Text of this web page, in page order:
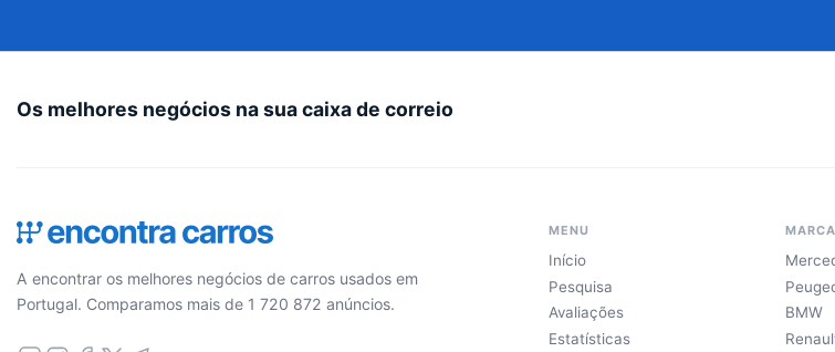
Os melhores negócios na sua caixa de correio
A encontrar os melhores negócios de carros usados em
Portugal. Comparamos mais de 1 720 872 anúncios.
MENU
Início
Pesquisa
Avaliações
Estatísticas
BMW